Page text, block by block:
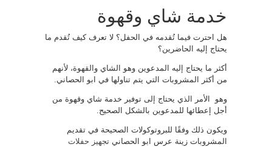
خدمة شاي وقهوة
هل احترت فيما تُقدمه في الحفل؟ لا تعرف كيف تُقدم ما
يحتاج إليه الحاضرين؟
أكثر ما يحتاج إليه المدعوين وهو الشاي والقهوة، لأنهم
من أكثر المشروبات التي يتم تناولها في ابو الحصاني.
وهو الأمر الذي يحتاج إلى توفير خدمة شاي وقهوة من
أجل إعطائها للمدعوين بالشكل الصحيح.
ويكون ذلك وفقًا للبروتوكولات الصحيحة في تقديم
المشروبات زينة عرس ابو الحصاني تجهيز حفلات